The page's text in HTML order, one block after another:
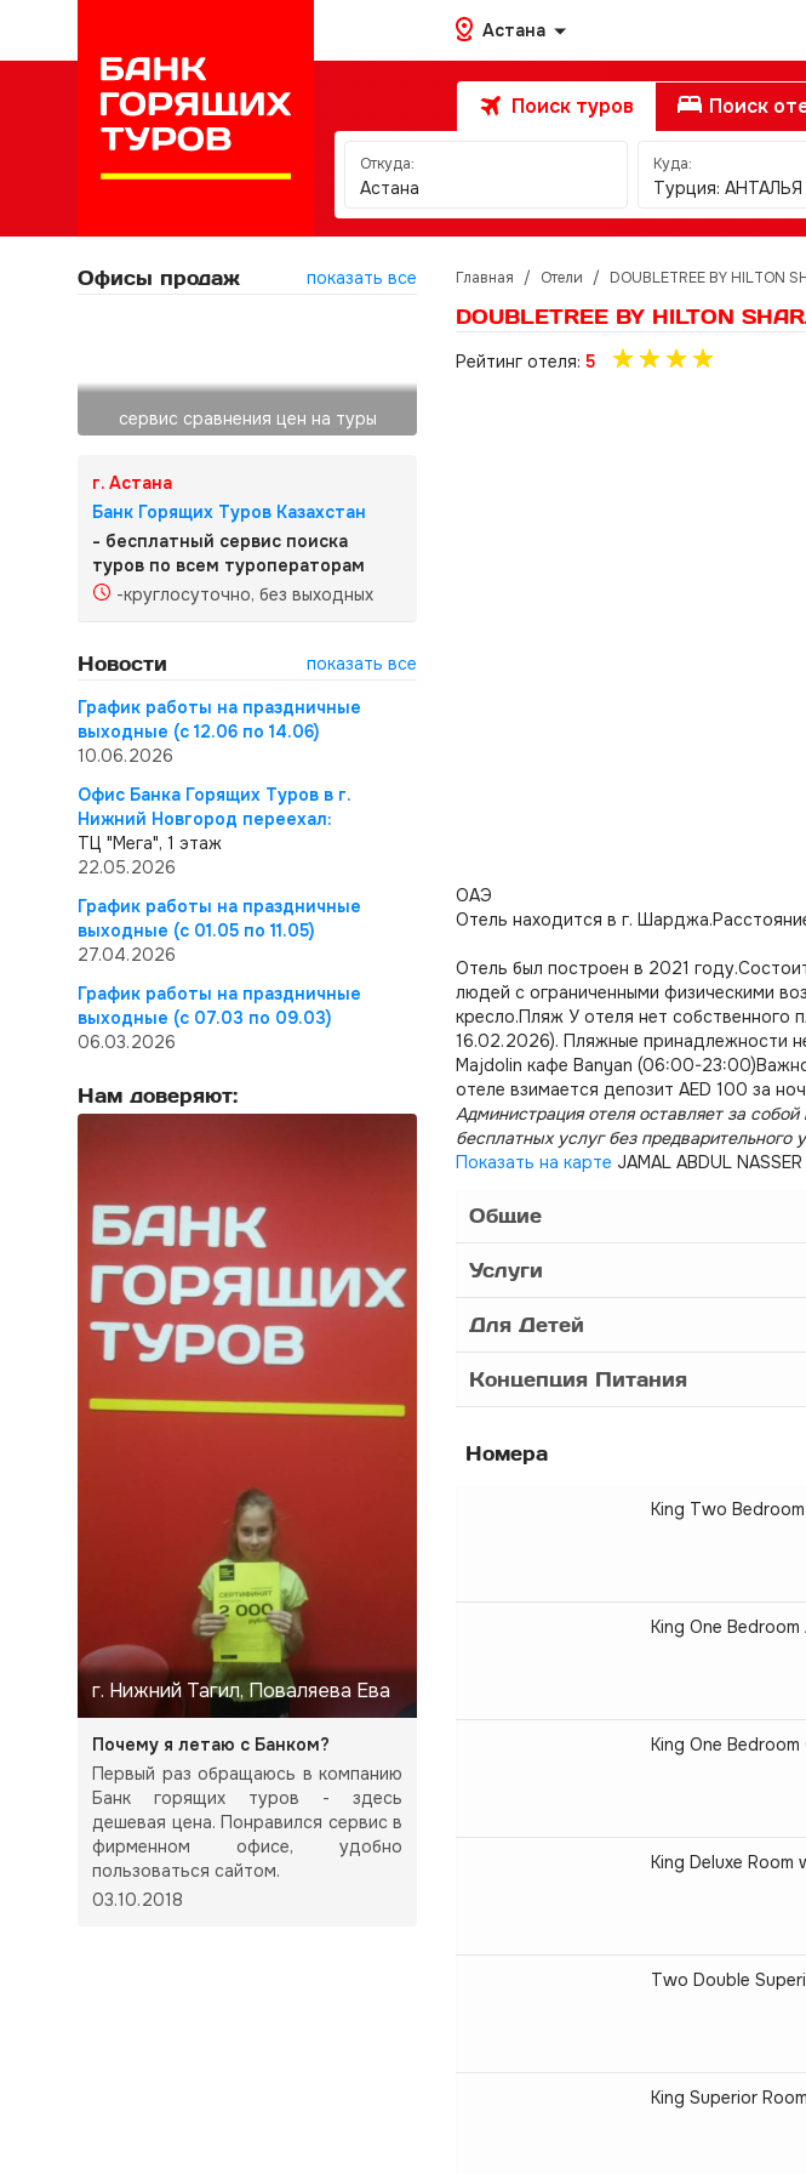
Астана
Поиск туров Поиск
Откуда:
Астана
Куда:
Турция: АНТАЛЬЯ
Офисы продаж показать все
сервис сравнения цен на туры
г. Астана
Банк Горящих Туров Казахстан
- бесплатный сервис поиска
туров по всем туроператорам
-круглосуточно, без выходных
Новости
показать все
График работы на праздничные
выходные (с 12.06 по 14.06)
10.06.2026
Офис Банка Горящих Туров в г.
Нижний Новгород переехал:
ТЦ "Мега", 1 этаж
22.05.2026
График работы на праздничные
выходные (с 01.05 по 11.05)
27.04.2026
График работы на праздничные
выходные (с 07.03 по 09.03)
06.03.2026
Нам доверяют:
г. Нижний Тагил, Поваляева Ева
Почему я летаю с Банком?
Первый раз обращаюсь в компанию
Банк горящих туров - здесь
дешевая цена. Понравился сервис в
фирменном офисе, удобно
пользоваться сайтом.
03.10.2018
Главная / Отели / DOUBLETREE BY HILTON
DOUBLETREE BY HILTON
Рейтинг отеля: 5
ОАЭ
Отель находится в г.
Отель был построен в 2021
людей с ограниченными физическими
кресло.Пляж У отеля нет собственного
16.02.2026). Пляжные принадлежности
Majdolin кафе Banyan (06:00-
отеле взимается депозит AED 100 за
Администрация отеля оставляет за
бесплатных услуг без
Показать на карте JAMAL ABDUL
Общие
Услуги
Для Детей
Концепция Питания
Номера
King Two
King One
King One
King Deluxe
Two Double
King Superior